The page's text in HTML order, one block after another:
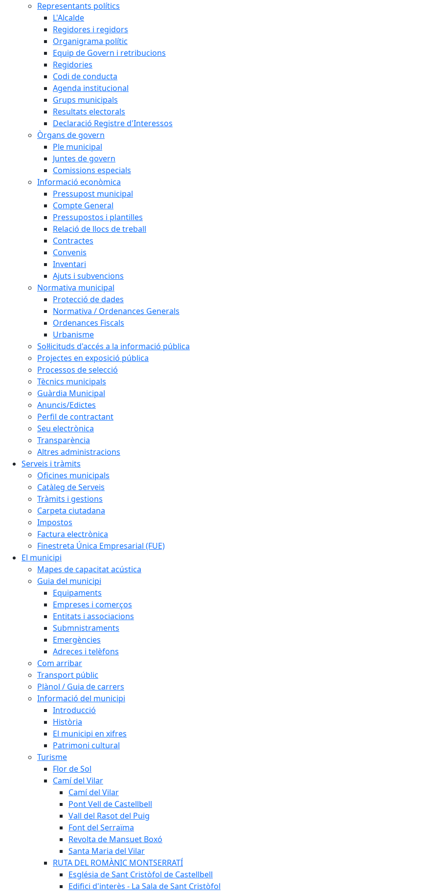
Representants polítics
L'Alcalde
Regidores i regidors
Organigrama polític
Equip de Govern i retribucions
Regidories
Codi de conducta
Agenda institucional
Grups municipals
Resultats electorals
Declaració Registre d'Interessos
Òrgans de govern
Ple municipal
Juntes de govern
Comissions especials
Informació econòmica
Pressupost municipal
Compte General
Pressupostos i plantilles
Relació de llocs de treball
Contractes
Convenis
Inventari
Ajuts i subvencions
Normativa municipal
Protecció de dades
Normativa / Ordenances Generals
Ordenances Fiscals
Urbanisme
Sol·licituds d'accés a la informació pública
Projectes en exposició pública
Processos de selecció
Tècnics municipals
Guàrdia Municipal
Anuncis/Edictes
Perfil de contractant
Seu electrònica
Transparència
Altres administracions
Serveis i tràmits
Oficines municipals
Catàleg de Serveis
Tràmits i gestions
Carpeta ciutadana
Impostos
Factura electrònica
Finestreta Única Empresarial (FUE)
El municipi
Mapes de capacitat acústica
Guia del municipi
Equipaments
Empreses i comerços
Entitats i associacions
Submnistraments
Emergències
Adreces i telèfons
Com arribar
Transport públic
Plànol / Guia de carrers
Informació del municipi
Introducció
Història
El municipi en xifres
Patrimoni cultural
Turisme
Flor de Sol
Camí del Vilar
Camí del Vilar
Pont Vell de Castellbell
Vall del Rasot del Puig
Font del Serraïma
Revolta de Mansuet Boxó
Santa Maria del Vilar
RUTA DEL ROMÀNIC MONTSERRATÍ
Església de Sant Cristòfol de Castellbell
Edifici d'interès - La Sala de Sant Cristòfol